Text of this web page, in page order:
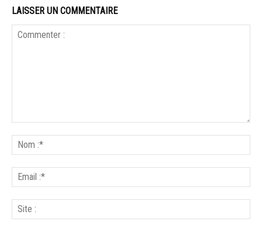
LAISSER UN COMMENTAIRE